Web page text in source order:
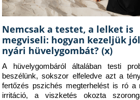
Nemcsak a testet, a lelket is
megviseli: hogyan kezeljük
nyári hüvelygombát? (x)
A hüvelygombáról általában testi
beszélünk, sokszor elfeledve azt a
fertőzés pszichés megterhelést is ró a
irritáció, a viszketés okozta